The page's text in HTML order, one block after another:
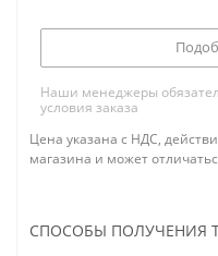
Наши менеджеры
условия заказа
Цена указана с НДС,
магазина и может
СПОСОБЫ ПОЛУЧЕНИЯ